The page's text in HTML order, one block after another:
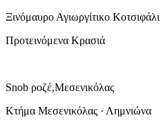
Ξινόμαυρο Αγιωργίτικο Κοτσιφάλι
Προτεινόμενα Κρασιά
Snob ροζέ,Μεσενικόλας
Κτήμα Μεσενικόλας · Λημνιώνα